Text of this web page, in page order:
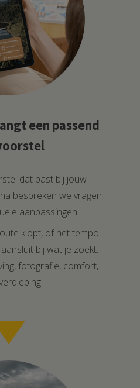
een passend
dat past bij jouw
bespreken we vragen,
aanpassingen.
klopt, of het tempo
bij wat je zoekt:
fotografie, comfort,